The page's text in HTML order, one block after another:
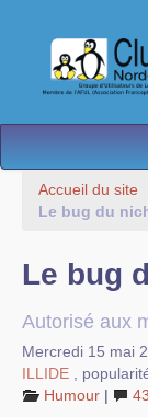
L’Association
Besoin d’Aide ?
Contact
Les antennes
Espace membres
Accueil du site
Le bug du
Le bug
Autorisé aux
Mercredi 15 mai
ILLIDE
Humour | 43